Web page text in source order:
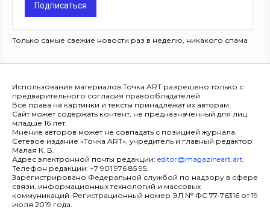
Подписаться
Только самые свежие новости раз в неделю, никакого спама
Использование материалов Точка ART разрешено только с
предварительного согласия правообладателей.
Все права на картинки и тексты принадлежат их авторам.
Сайт может содержать контент, не предназначенный для лиц
младше 16 лет.
Мнение авторов может не совпадать с позицией журнала.
Сетевое издание «Точка ART», учредитель и главный редактор
Малая К. В.
Адрес электронной почты редакции: editor@magazineart.art.
Телефон редакции: +7 901 976 85 95.
Зарегистрировано Федеральной службой по надзору в сфере
связи, информационных технологий и массовых
коммуникаций. Регистрационный номер ЭЛ № ФС 77-76316 от 19
июля 2019 года.